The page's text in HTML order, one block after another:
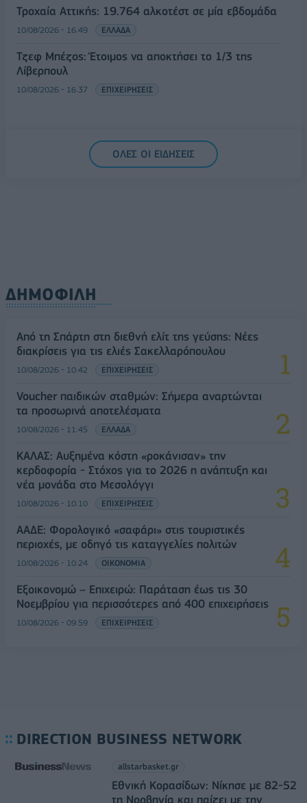
Τροχαία Αττικής: 19.764 αλκοτέστ σε μία εβδομάδα
10/08/2026 - 16:49 ΕΛΛΑΔΑ
Τζεφ Μπέζος: Έτοιμος να αποκτήσει το 1/3 της
Λίβερπουλ
10/08/2026 - 16:37 ΕΠΙΧΕΙΡΗΣΕΙΣ
ΟΛΕΣ ΟΙ ΕΙΔΗΣΕΙΣ
ΔΗΜΟΦΙΛΗ
Από τη Σπάρτη στη διεθνή ελίτ της γεύσης: Νέες
διακρίσεις για τις ελιές Σακελλαρόπουλου
10/08/2026 - 10:42 ΕΠΙΧΕΙΡΗΣΕΙΣ
Voucher παιδικών σταθμών: Σήμερα αναρτώνται
τα προσωρινά αποτελέσματα
10/08/2026 - 11:45 ΕΛΛΑΔΑ
ΚΑΛΑΣ: Αυξημένα κόστη «ροκάνισαν» την
κερδοφορία - Στόχος για το 2026 η ανάπτυξη και
νέα μονάδα στο Μεσολόγγι
10/08/2026 - 10:10 ΕΠΙΧΕΙΡΗΣΕΙΣ
ΑΑΔΕ: Φορολογικό «σαφάρι» στις τουριστικές
περιοχές, με οδηγό τις καταγγελίες πολιτών
10/08/2026 - 10:24 ΟΙΚΟΝΟΜΙΑ
Εξοικονομώ – Επιχειρώ: Παράταση έως τις 30
Νοεμβρίου για περισσότερες από 400 επιχειρήσεις
10/08/2026 - 09:59 ΕΠΙΧΕΙΡΗΣΕΙΣ
DIRECTION BUSINESS NETWORK
allstarbasket.gr
Εθνική Κορασίδων: Νίκησε με 82-52
τη Νορβηγία και παίζει με την